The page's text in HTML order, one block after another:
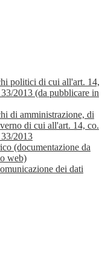
politici di cui all'art. 14,
2013 (da pubblicare in
di amministrazione, di
di cui all'art. 14, co.
2013
(documentazione da
web)
dei dati